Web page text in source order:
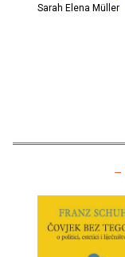
Sarah Elena Müller
–